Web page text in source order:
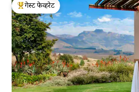
टॉप गेस्ट फेव्हरेट
गेस्ट फेव्हरेट